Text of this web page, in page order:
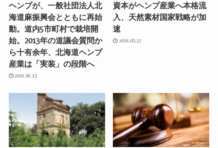
ヘンプが、一般社団法人北
海道麻振興会とともに再始
動。道内5市町村で栽培開
始。2013年の道議会質問か
ら十有余年、北海道ヘンプ
産業は「実装」の段階へ
2026.06.15
資本がヘンプ産業へ本格流
入、天然素材国家戦略が加
速
2026.05.27